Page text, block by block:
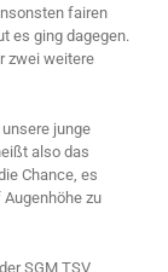
fairen
es ging dagegen.
zwei weitere
junge
also das
Chance, es
zu
SGM TSV